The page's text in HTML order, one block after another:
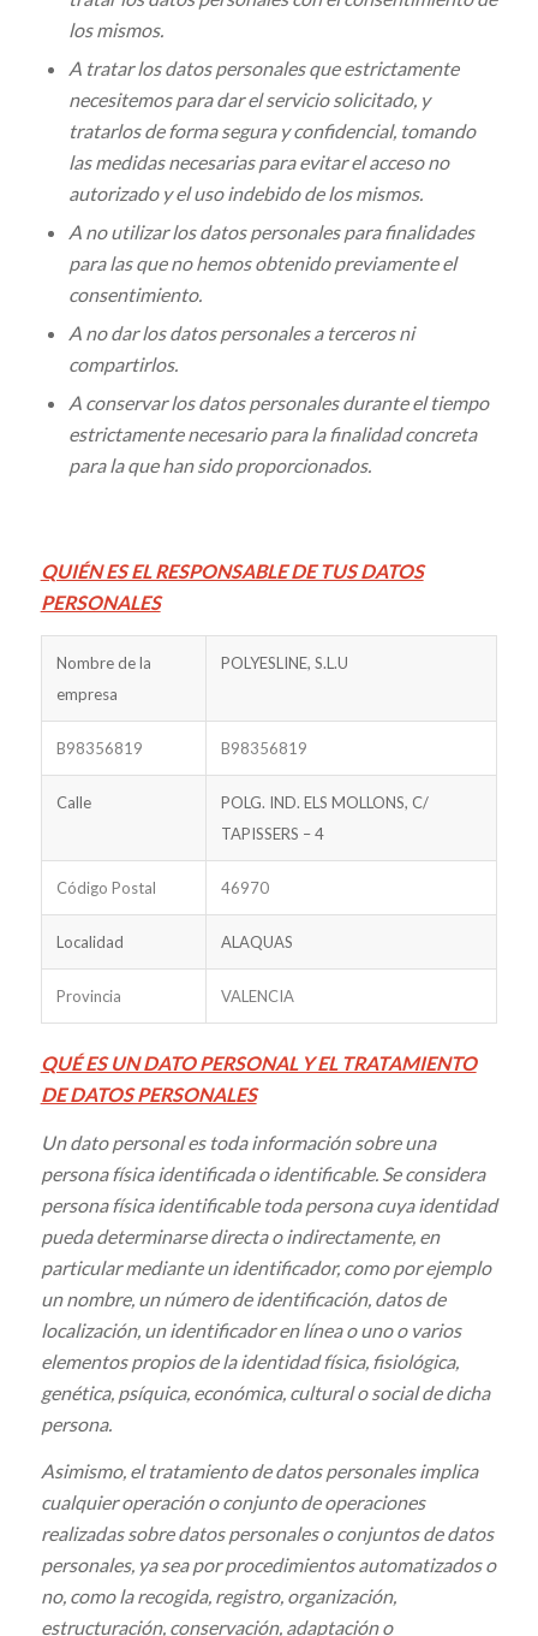
los mismos.
A tratar los datos personales que estrictamente
necesitemos para dar el servicio solicitado, y
tratarlos de forma segura y confidencial, tomando
las medidas necesarias para evitar el acceso no
autorizado y el uso indebido de los mismos.
A no utilizar los datos personales para finalidades
para las que no hemos obtenido previamente el
consentimiento.
A no dar los datos personales a terceros ni
compartirlos.
A conservar los datos personales durante el tiempo
estrictamente necesario para la finalidad concreta
para la que han sido proporcionados.
QUIÉN ES EL RESPONSABLE DE TUS DATOS
PERSONALES
Nombre de la
empresa
POLYESLINE, S.L.U
B98356819 B98356819
Calle
POLG. IND. ELS MOLLONS, C/
TAPISSERS – 4
Código Postal 46970
Localidad ALAQUAS
Provincia VALENCIA
QUÉ ES UN DATO PERSONAL Y EL TRATAMIENTO
DE DATOS PERSONALES
Un dato personal es toda información sobre una
persona física identificada o identificable. Se considera
persona física identificable toda persona cuya identidad
pueda determinarse directa o indirectamente, en
particular mediante un identificador, como por ejemplo
un nombre, un número de identificación, datos de
localización, un identificador en línea o uno o varios
elementos propios de la identidad física, fisiológica,
genética, psíquica, económica, cultural o social de dicha
persona.
Asimismo, el tratamiento de datos personales implica
cualquier operación o conjunto de operaciones
realizadas sobre datos personales o conjuntos de datos
personales, ya sea por procedimientos automatizados o
no, como la recogida, registro, organización,
estructuración, conservación, adaptación o